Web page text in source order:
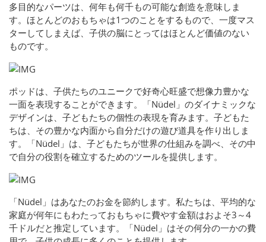
多目的なパーツは、何年も何千もの可能な創造を意味しま
す。ほとんどのおもちゃは1つのことをするもので、一度マス
ターしてしまえば、子供の脳にとってはほとんど価値のない
ものです。
ポッドは、子供たちのユニークで好奇心旺盛で想像力豊かな
一面を表現することができます。「Nüdel」のダイナミックな
デザインは、子どもたちの個性の表現を育みます。子どもた
ちは、その豊かな内面から自分だけの遊び道具を作り出しま
す。「Nüdel」は、子どもたちが世界の仕組みを調べ、その中
で自分の役割を確立するためのツールを提供します。
「Nüdel」はあなたのお金を節約します。私たちは、平均的な
家庭が何年にもわたっておもちゃに費やす金額はおよそ3～4
千ドルだと推定しています。「Nüdel」はその何分の一かの費